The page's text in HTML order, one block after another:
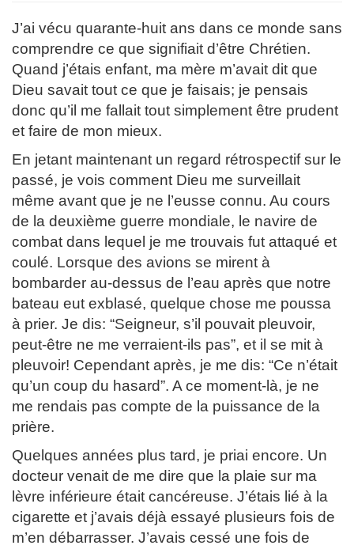
J’ai vécu quarante-huit ans dans ce monde sans
comprendre ce que signifiait d’être Chrétien.
Quand j’étais enfant, ma mère m’avait dit que
Dieu savait tout ce que je faisais; je pensais
donc qu’il me fallait tout simplement être prudent
et faire de mon mieux.
En jetant maintenant un regard rétrospectif sur le
passé, je vois comment Dieu me surveillait
même avant que je ne l’eusse connu. Au cours
de la deuxième guerre mondiale, le navire de
combat dans lequel je me trouvais fut attaqué et
coulé. Lorsque des avions se mirent à
bombarder au-dessus de l’eau après que notre
bateau eut exblasé, quelque chose me poussa
à prier. Je dis: “Seigneur, s’il pouvait pleuvoir,
peut-être ne me verraient-ils pas”, et il se mit à
pleuvoir! Cependant après, je me dis: “Ce n’était
qu’un coup du hasard”. A ce moment-là, je ne
me rendais pas compte de la puissance de la
prière.
Quelques années plus tard, je priai encore. Un
docteur venait de me dire que la plaie sur ma
lèvre inférieure était cancéreuse. J’étais lié à la
cigarette et j’avais déjà essayé plusieurs fois de
m’en débarrasser. J’avais cessé une fois de